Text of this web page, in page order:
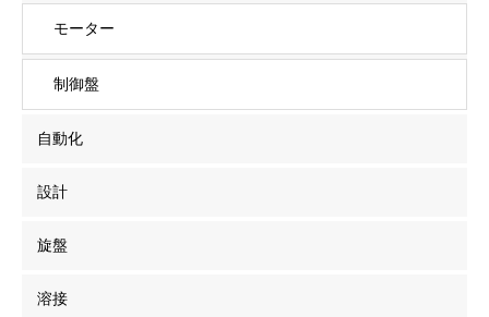
モーター
制御盤
自動化
設計
旋盤
溶接